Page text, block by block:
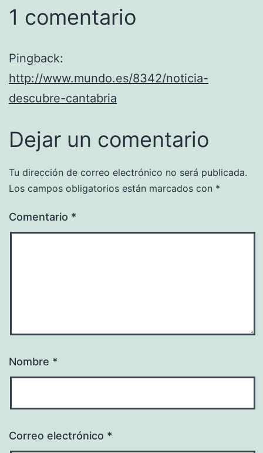
1 comentario
Pingback:
http://www.mundo.es/8342/noticia-
descubre-cantabria
Dejar un comentario
Tu dirección de correo electrónico no será publicada.
Los campos obligatorios están marcados con *
Comentario *
Nombre *
Correo electrónico *